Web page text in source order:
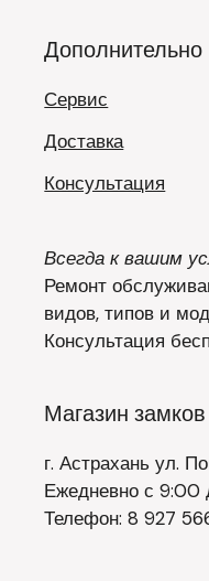
Дополнительно
Сервис
Доставка
Консультация
Всегда к вашим
Ремонт
видов, типов и
Консультация
Магазин замков
г. Астрахань ул.
Ежедневно с 9:00
Телефон: 8 927